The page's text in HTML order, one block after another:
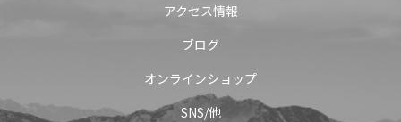
アクセス情報
ブログ
オンラインショップ
SNS/他